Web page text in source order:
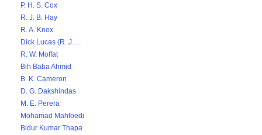
P. H. S. Cox
R. J. B. Hay
R. A. Knox
Dick Lucas (R. J. ...
R. W. Moffat
Bih Baba Ahmid
B. K. Cameron
D. G. Dakshindas
M. E. Perera
Mohamad Mahfoedi
Bidur Kumar Thapa